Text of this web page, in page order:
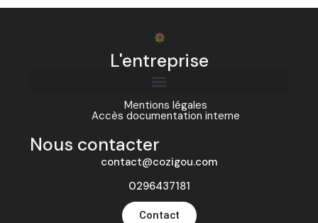
L'entreprise
Mentions légales
Accès documentation interne
Nous contacter
contact@cozigou.com
0296437181
Contact